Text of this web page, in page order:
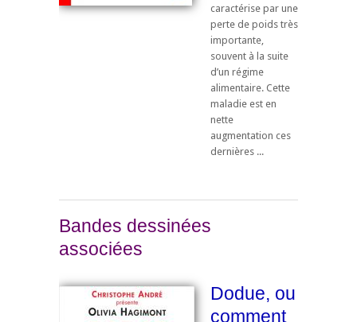
caractérise par une
perte de poids très
importante,
souvent à la suite
d’un régime
alimentaire. Cette
maladie est en
nette
augmentation ces
dernières ...
Bandes dessinées
associées
Dodue, ou
comment